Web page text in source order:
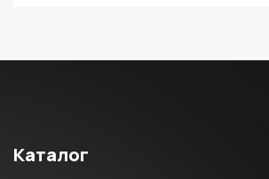
Каталог